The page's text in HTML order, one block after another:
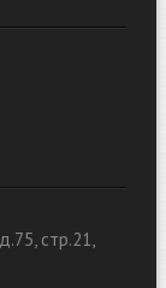
стр.21,